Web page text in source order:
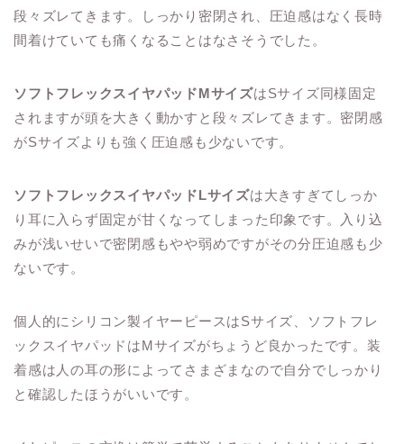
段々ズレてきます。しっかり密閉され、圧迫感はなく長時
間着けていても痛くなることはなさそうでした。
ソフトフレックスイヤパッドMサイズはSサイズ同様固定
されますが頭を大きく動かすと段々ズレてきます。密閉感
がSサイズよりも強く圧迫感も少ないです。
ソフトフレックスイヤパッドLサイズは大きすぎてしっか
り耳に入らず固定が甘くなってしまった印象です。入り込
みが浅いせいで密閉感もやや弱めですがその分圧迫感も少
ないです。
個人的にシリコン製イヤーピースはSサイズ、ソフトフレ
ックスイヤパッドはMサイズがちょうど良かったです。装
着感は人の耳の形によってさまざまなので自分でしっかり
と確認したほうがいいです。